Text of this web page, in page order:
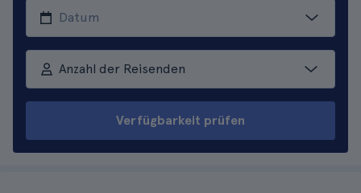
Anzahl der Reisenden
Verfügbarkeit prüfen